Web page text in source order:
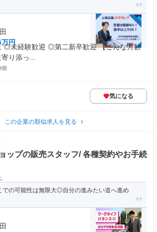
円
◎未経験歓迎 ◎第二新卒歓迎 【こんな方歓
り添っ...
個
気になる
この企業の類似求人を見る
ップの販売スタッフ/ 各種契約やお手続
での可能性は無限大◎自分の進みたい道へ進め